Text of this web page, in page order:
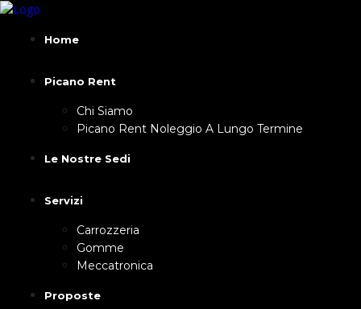
Home
Picano Rent
Chi Siamo
Picano Rent Noleggio A Lungo Termine
Le Nostre Sedi
Servizi
Carrozzeria
Gomme
Meccatronica
Proposte